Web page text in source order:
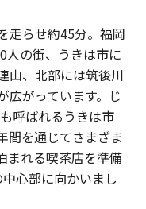
走らせ約45分。福岡
人の街、うきは市に
山、北部には筑後川
広がっています。じ
呼ばれるうきは市
間を通じてさまざま
まれる喫茶店を準備
心部に向かいまし